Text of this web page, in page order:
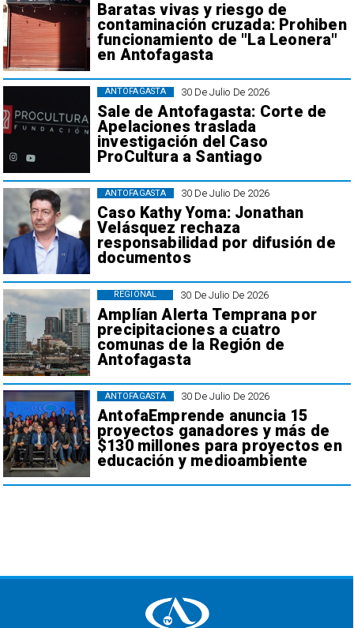
Baratas vivas y riesgo de
contaminación cruzada: Prohiben
funcionamiento de "La Leonera"
en Antofagasta
30 De Julio De 2026
Sale de Antofagasta: Corte de
Apelaciones traslada
investigación del Caso
ProCultura a Santiago
ANTOFAGASTA
30 De Julio De 2026
Caso Kathy Yoma: Jonathan
Velásquez rechaza
responsabilidad por difusión de
documentos
ANTOFAGASTA
30 De Julio De 2026
Amplían Alerta Temprana por
precipitaciones a cuatro
comunas de la Región de
Antofagasta
REGIONAL
30 De Julio De 2026
AntofaEmprende anuncia 15
proyectos ganadores y más de
$130 millones para proyectos en
educación y medioambiente
ANTOFAGASTA